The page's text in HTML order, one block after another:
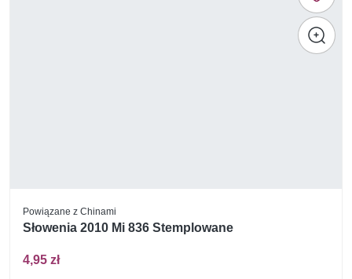
Powiązane z Chinami
Słowenia 2010 Mi 836 Stemplowane
4,95 zł